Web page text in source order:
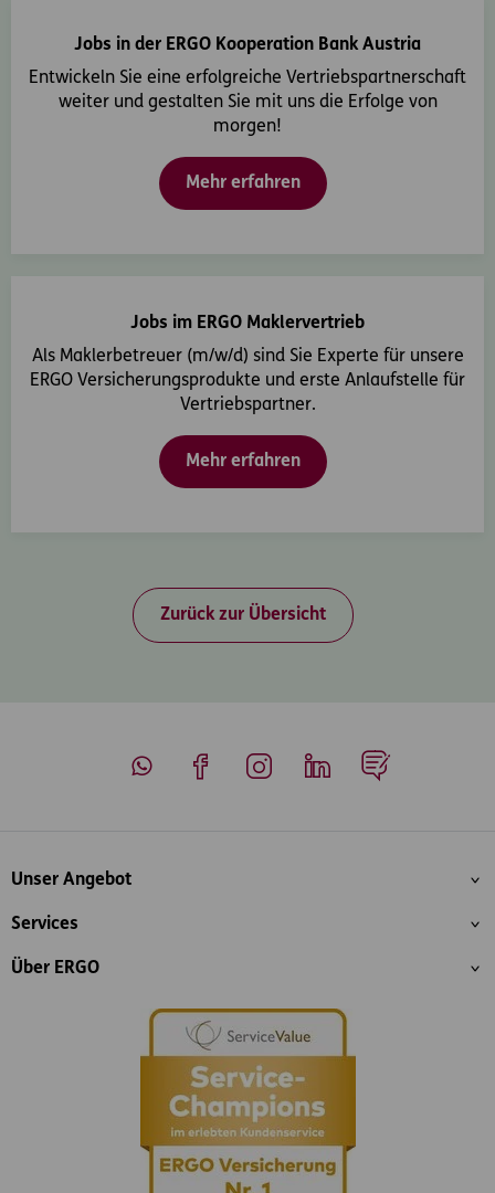
Jobs in der ERGO Kooperation Bank Austria
Entwickeln Sie eine erfolgreiche Vertriebspartnerschaft
weiter und gestalten Sie mit uns die Erfolge von
morgen!
Mehr erfahren
Jobs im ERGO Maklervertrieb
Als Maklerbetreuer (m/w/d) sind Sie Experte für unsere
ERGO Versicherungsprodukte und erste Anlaufstelle für
Vertriebspartner.
Mehr erfahren
Zurück zur Übersicht
Inhaltsübersicht
Unser Angebot
Services
Über ERGO